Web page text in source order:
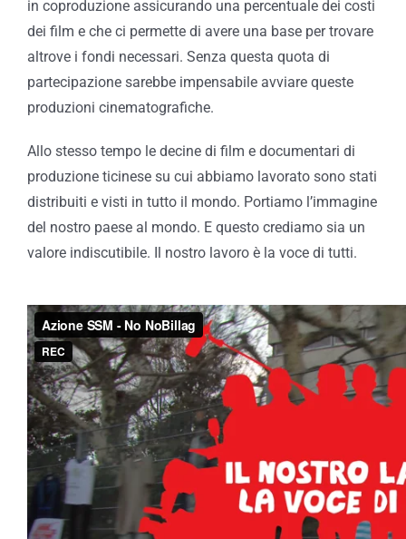
in coproduzione assicurando una percentuale dei costi
dei film e che ci permette di avere una base per trovare
altrove i fondi necessari. Senza questa quota di
partecipazione sarebbe impensabile avviare queste
produzioni cinematografiche.
Allo stesso tempo le decine di film e documentari di
produzione ticinese su cui abbiamo lavorato sono stati
distribuiti e visti in tutto il mondo. Portiamo l’immagine
del nostro paese al mondo. E questo crediamo sia un
valore indiscutibile. Il nostro lavoro è la voce di tutti.